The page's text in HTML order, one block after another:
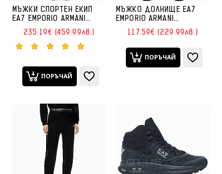
МЪЖКИ СПОРТЕН ЕКИП
EA7 EMPORIO ARMANI
7M000665-UC001
NATURAL VENTUS T-SUIT
HOODIE FZ CH ЧЕРЕН
235.19€ (459.99лв.)
ПОРЪЧАЙ
МЪЖКО ДОЛНИЩЕ EA7
EMPORIO ARMANI
7M000641-UC001
VENTUS7 PANTS CH PL ST
ЧЕРНО
117.59€ (229.99лв.)
ПОРЪЧАЙ